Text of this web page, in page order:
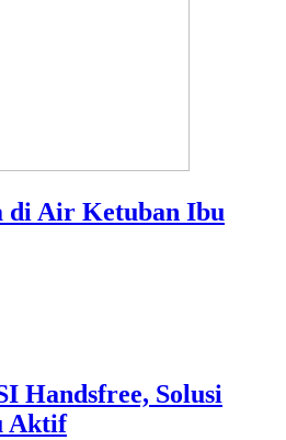
Air Ketuban Ibu
Handsfree, Solusi
Aktif